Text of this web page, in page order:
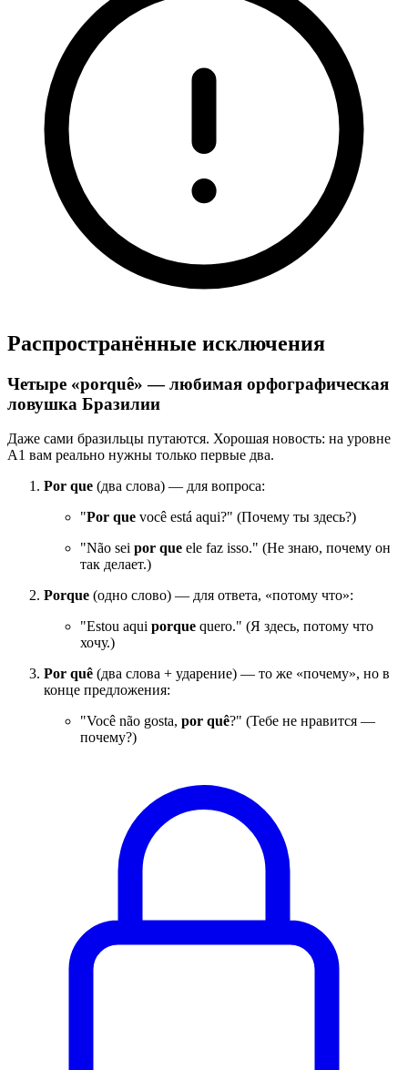
Распространённые исключения
Четыре «porquê» — любимая орфографическая
ловушка Бразилии
Даже сами бразильцы путаются. Хорошая новость: на уровне
A1 вам реально нужны только первые два.
Por que (два слова) — для вопроса:
"Por que você está aqui?" (Почему ты здесь?)
"Não sei por que ele faz isso." (Не знаю, почему он
так делает.)
Porque (одно слово) — для ответа, «потому что»:
"Estou aqui porque quero." (Я здесь, потому что
хочу.)
Por quê (два слова + ударение) — то же «почему», но в
конце предложения:
"Você não gosta, por quê?" (Тебе не нравится —
почему?)